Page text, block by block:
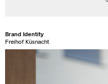
Brand Identity
Freihof Küsnacht